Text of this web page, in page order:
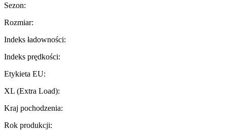
Sezon:
Rozmiar:
Indeks ładowności:
Indeks prędkości:
Etykieta EU:
XL (Extra Load):
Kraj pochodzenia:
Rok produkcji: